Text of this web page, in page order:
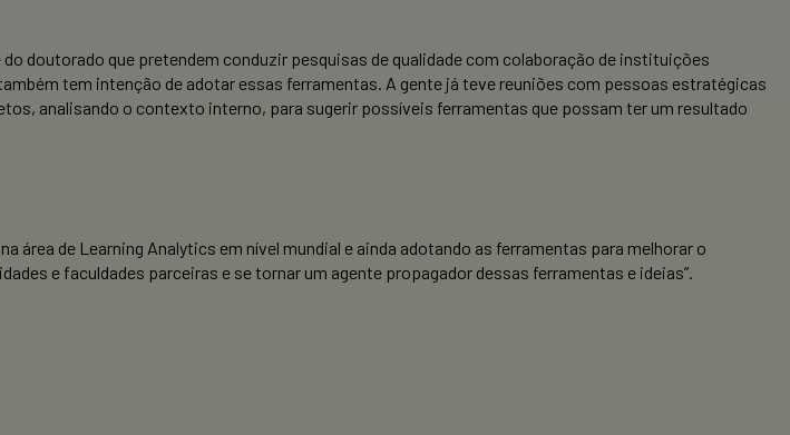
doutorado que pretendem conduzir pesquisas de qualidade com colaboração de instituições
tem intenção de adotar essas ferramentas. A gente já teve reuniões com pessoas estratégicas
analisando o contexto interno, para sugerir possíveis ferramentas que possam ter um resultado
de Learning Analytics em nível mundial e ainda adotando as ferramentas para melhorar o
e faculdades parceiras e se tornar um agente propagador dessas ferramentas e ideias”.